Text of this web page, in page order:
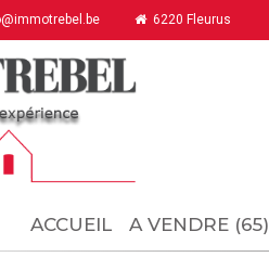
6220 Fleurus
ACCUEIL A VENDRE (65)